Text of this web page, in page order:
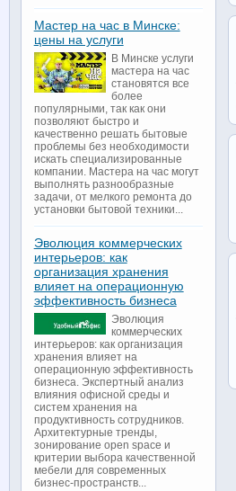
Мастер на час в Минске:
цены на услуги
В Минске услуги
мастера на час
становятся все
более
популярными, так как они
позволяют быстро и
качественно решать бытовые
проблемы без необходимости
искать специализированные
компании. Мастера на час могут
выполнять разнообразные
задачи, от мелкого ремонта до
установки бытовой техники...
Эволюция коммерческих
интерьеров: как
организация хранения
влияет на операционную
эффективность бизнеса
Эволюция
коммерческих
интерьеров: как организация
хранения влияет на
операционную эффективность
бизнеса. Экспертный анализ
влияния офисной среды и
систем хранения на
продуктивность сотрудников.
Архитектурные тренды,
зонирование open space и
критерии выбора качественной
мебели для современных
бизнес-пространств...